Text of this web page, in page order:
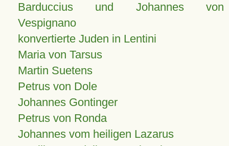
Barduccius und Johannes von
Vespignano
konvertierte Juden in Lentini
Maria von Tarsus
Martin Suetens
Petrus von Dole
Johannes Gontinger
Petrus von Ronda
Johannes vom heiligen Lazarus